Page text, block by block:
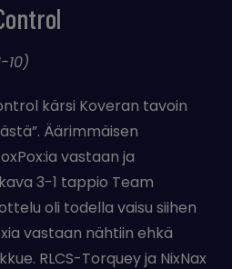
10)
kärsi Koveran tavoin
Äärimmäisen
vastaan ja
3-1 tappio Team
oli todella vaisu siihen
vastaan nähtiin ehkä
RLCS-Torquey ja NixNax